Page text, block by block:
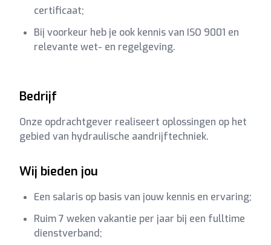
certificaat;
Bij voorkeur heb je ook kennis van ISO 9001 en
relevante wet- en regelgeving.
Bedrijf
Onze opdrachtgever realiseert oplossingen op het
gebied van hydraulische aandrijftechniek.
Wij bieden jou
Een salaris op basis van jouw kennis en ervaring;
Ruim 7 weken vakantie per jaar bij een fulltime
dienstverband;